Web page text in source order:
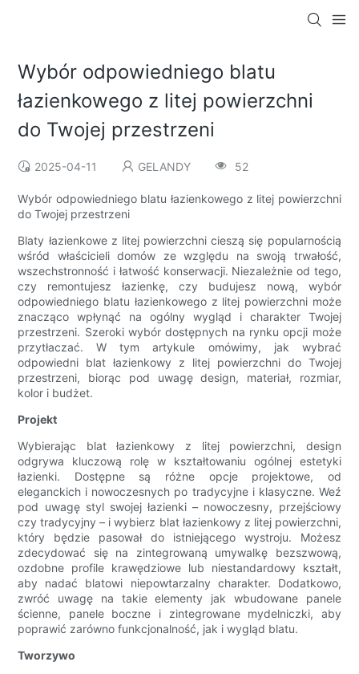
Wybór odpowiedniego blatu
łazienkowego z litej powierzchni
do Twojej przestrzeni
2025-04-11 GELANDY 52
Wybór odpowiedniego blatu łazienkowego z litej powierzchni
do Twojej przestrzeni
Blaty łazienkowe z litej powierzchni cieszą się popularnością
wśród właścicieli domów ze względu na swoją trwałość,
wszechstronność i łatwość konserwacji. Niezależnie od tego,
czy remontujesz łazienkę, czy budujesz nową, wybór
odpowiedniego blatu łazienkowego z litej powierzchni może
znacząco wpłynąć na ogólny wygląd i charakter Twojej
przestrzeni. Szeroki wybór dostępnych na rynku opcji może
przytłaczać. W tym artykule omówimy, jak wybrać
odpowiedni blat łazienkowy z litej powierzchni do Twojej
przestrzeni, biorąc pod uwagę design, materiał, rozmiar,
kolor i budżet.
Projekt
Wybierając blat łazienkowy z litej powierzchni, design
odgrywa kluczową rolę w kształtowaniu ogólnej estetyki
łazienki. Dostępne są różne opcje projektowe, od
eleganckich i nowoczesnych po tradycyjne i klasyczne. Weź
pod uwagę styl swojej łazienki – nowoczesny, przejściowy
czy tradycyjny – i wybierz blat łazienkowy z litej powierzchni,
który będzie pasował do istniejącego wystroju. Możesz
zdecydować się na zintegrowaną umywalkę bezszwową,
ozdobne profile krawędziowe lub niestandardowy kształt,
aby nadać blatowi niepowtarzalny charakter. Dodatkowo,
zwróć uwagę na takie elementy jak wbudowane panele
ścienne, panele boczne i zintegrowane mydelniczki, aby
poprawić zarówno funkcjonalność, jak i wygląd blatu.
Tworzywo